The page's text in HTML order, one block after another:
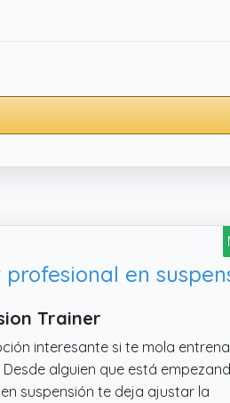
Trainer
interesante si te mola
alguien que está
suspensión te deja ajustar la